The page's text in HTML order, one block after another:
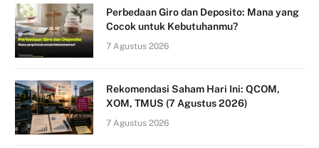
Perbedaan Giro dan Deposito: Mana yang
Cocok untuk Kebutuhanmu?
7 Agustus 2026
Rekomendasi Saham Hari Ini: QCOM,
XOM, TMUS (7 Agustus 2026)
7 Agustus 2026